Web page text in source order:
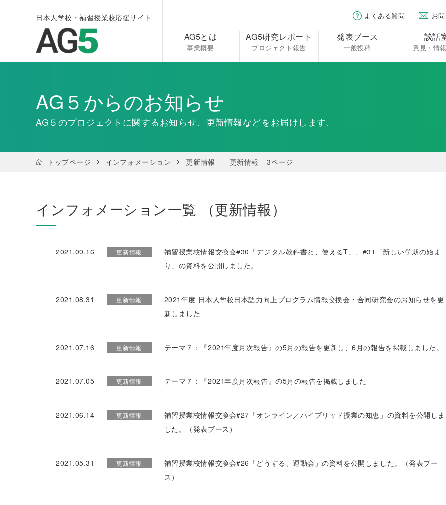
日本人学校・補習授業校応援サイト よくある質問 お
AG5とは
事業概要
AG5研究レポート
プロジェクト報告
発表ブース
一般投稿
談話
意見・情
AG５からのお知らせ
AG５のプロジェクトに関するお知らせ、更新情報などをお届けします。
トップページ インフォメーション 更新情報 更新情報 3ページ
インフォメーション一覧 （更新情報）
2021.09.16 更新情報
補習授業校情報交換会#30「デジタル教科書と、使えるT」、#31「新しい学期の始ま
り」の資料を公開しました。
2021.08.31 更新情報
2021年度 日本人学校日本語力向上プログラム情報交換会・合同研究会のお知らせを更
新しました
2021.07.16 更新情報 テーマ７：『2021年度月次報告』の5月の報告を更新し、6月の報告を掲載しました。
2021.07.05 更新情報 テーマ７：『2021年度月次報告』の5月の報告を掲載しました
2021.06.14 更新情報
補習授業校情報交換会#27「オンライン／ハイブリッド授業の知恵」の資料を公開しま
した。（発表ブース）
2021.05.31 更新情報
補習授業校情報交換会#26「どうする、運動会」の資料を公開しました。（発表ブー
ス）